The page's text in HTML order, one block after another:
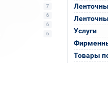
7
6
6
6 Услуги
Товары